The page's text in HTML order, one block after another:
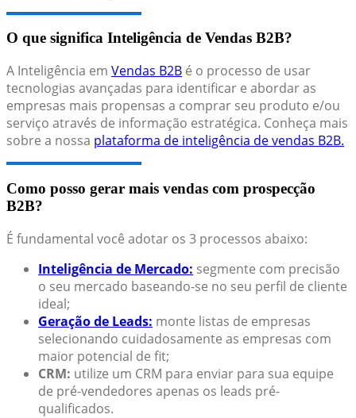
O que significa Inteligência de Vendas B2B?
A Inteligência em Vendas B2B é o processo de usar
tecnologias avançadas para identificar e abordar as
empresas mais propensas a comprar seu produto e/ou
serviço através de informação estratégica. Conheça mais
sobre a nossa plataforma de inteligência de vendas B2B.
Como posso gerar mais vendas com prospecção
B2B?
É fundamental você adotar os 3 processos abaixo:
Inteligência de Mercado: segmente com precisão
o seu mercado baseando-se no seu perfil de cliente
ideal;
Geração de Leads: monte listas de empresas
selecionando cuidadosamente as empresas com
maior potencial de fit;
CRM: utilize um CRM para enviar para sua equipe
de pré-vendedores apenas os leads pré-
qualificados.